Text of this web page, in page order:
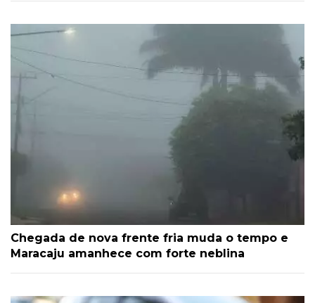
Chegada de nova frente fria muda o tempo e
Maracaju amanhece com forte neblina